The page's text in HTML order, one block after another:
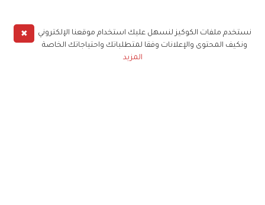
✖
نستخدم ملفات الكوكيز لنسهل عليك استخدام موقعنا الإلكتروني
ونكيف المحتوى والإعلانات وفقا لمتطلباتك واحتياجاتك الخاصة
المزيد